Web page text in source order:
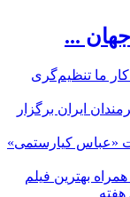
...
ما تنظیم‌گری
ایران برگزار
«عباس کیارستمی»
بهترین فیلم